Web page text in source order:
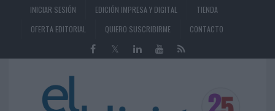
INICIAR SESIÓN EDICIÓN IMPRESA Y DIGITAL
TIENDA
OFERTA EDITORIAL
QUIERO SUSCRIBIRME CONTACTO